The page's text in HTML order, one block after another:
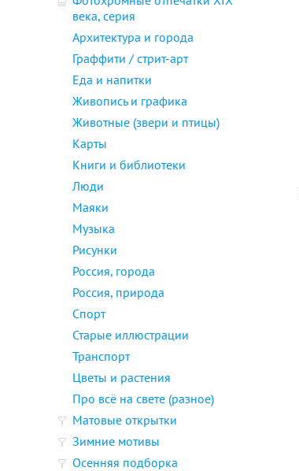
века, серия
Архитектура и города
Граффити / стрит-арт
Еда и напитки
Живопись и графика
Животные (звери и птицы)
Карты
Книги и библиотеки
Люди
Маяки
Музыка
Рисунки
Россия, города
Россия, природа
Спорт
Старые иллюстрации
Транспорт
Цветы и растения
Про всё на свете (разное)
Матовые открытки
Зимние мотивы
Осенняя подборка